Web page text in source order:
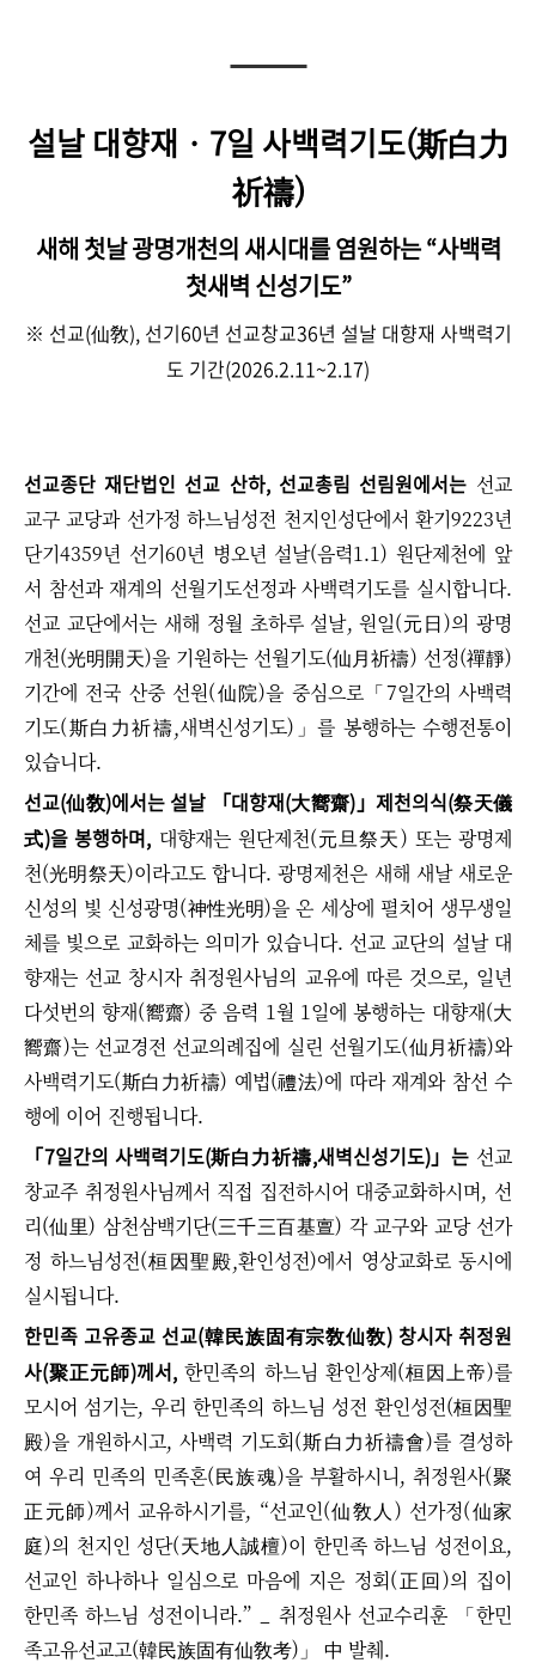
설날 대향재 · 7일 사백력기도(斯白力
祈禱)
새해 첫날 광명개천의 새시대를 염원하는 “사백력
첫새벽 신성기도”
※ 선교(仙敎), 선기60년 선교창교36년 설날 대향재 사백력기
도 기간(2026.2.11~2.17)
선교종단 재단법인 선교 산하, 선교총림 선림원에서는선교
교구 교당과 선가정 하느님성전 천지인성단에서 환기9223년
단기4359년 선기60년 병오년 설날(음력1.1) 원단제천에 앞
서 참선과 재계의 선월기도선정과 사백력기도를 실시합니다.
선교 교단에서는 새해 정월 초하루 설날, 원일(元日)의 광명
개천(光明開天)을 기원하는 선월기도(仙月祈禱) 선정(禪靜)
기간에 전국 산중 선원(仙院)을 중심으로「7일간의 사백력
기도(斯白力祈禱,새벽신성기도)」를 봉행하는 수행전통이
있습니다.
선교(仙敎)에서는 설날 「대향재(大嚮齋)」제천의식(祭天儀
式)을 봉행하며, 대향재는 원단제천(元旦祭天) 또는 광명제
천(光明祭天)이라고도 합니다. 광명제천은 새해 새날 새로운
신성의 빛 신성광명(神性光明)을 온 세상에 펼치어 생무생일
체를 빛으로 교화하는 의미가 있습니다. 선교 교단의 설날 대
향재는 선교 창시자 취정원사님의 교유에 따른 것으로, 일년
다섯번의 향재(嚮齋) 중 음력 1월 1일에 봉행하는 대향재(大
嚮齋)는 선교경전 선교의례집에 실린 선월기도(仙月祈禱)와
사백력기도(斯白力祈禱) 예법(禮法)에 따라 재계와 참선 수
행에 이어 진행됩니다.
「7일간의 사백력기도(斯白力祈禱,새벽신성기도)」는 선교
창교주 취정원사님께서 직접 집전하시어 대중교화하시며, 선
리(仙里) 삼천삼백기단(三千三百基亶) 각 교구와 교당 선가
정 하느님성전(桓因聖殿,환인성전)에서 영상교화로 동시에
실시됩니다.
한민족 고유종교 선교(韓民族固有宗敎仙敎) 창시자 취정원
사(聚正元師)께서, 한민족의 하느님 환인상제(桓因上帝)를
모시어 섬기는, 우리 한민족의 하느님 성전 환인성전(桓因聖
殿)을 개원하시고, 사백력 기도회(斯白力祈禱會)를 결성하
여 우리 민족의 민족혼(民族魂)을 부활하시니, 취정원사(聚
正元師)께서 교유하시기를, “선교인(仙敎人) 선가정(仙家
庭)의 천지인 성단(天地人誠檀)이 한민족 하느님 성전이요,
선교인 하나하나 일심으로 마음에 지은 정회(正回)의 집이
한민족 하느님 성전이니라.” _ 취정원사 선교수리훈 「한민
족고유선교고(韓民族固有仙敎考)」 中 발췌.